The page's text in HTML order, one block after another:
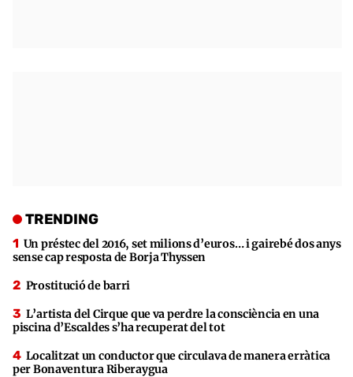
TRENDING
Un préstec del 2016, set milions d’euros… i gairebé dos anys
sense cap resposta de Borja Thyssen
Prostitució de barri
L’artista del Cirque que va perdre la consciència en una
piscina d’Escaldes s’ha recuperat del tot
Localitzat un conductor que circulava de manera erràtica
per Bonaventura Riberaygua